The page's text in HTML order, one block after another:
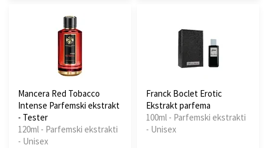
Mancera Red Tobacco
Intense Parfemski ekstrakt
- Tester
120ml - Parfemski ekstrakti
- Unisex
Franck Boclet Erotic
Ekstrakt parfema
100ml - Parfemski ekstrakti
- Unisex